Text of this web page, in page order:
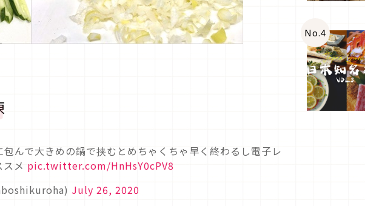
んで大きめの鍋で挟むとめちゃくちゃ早く終わるし電子レ
メ pic.twitter.com/HnHsY0cPV8
July 26, 2020
No.4